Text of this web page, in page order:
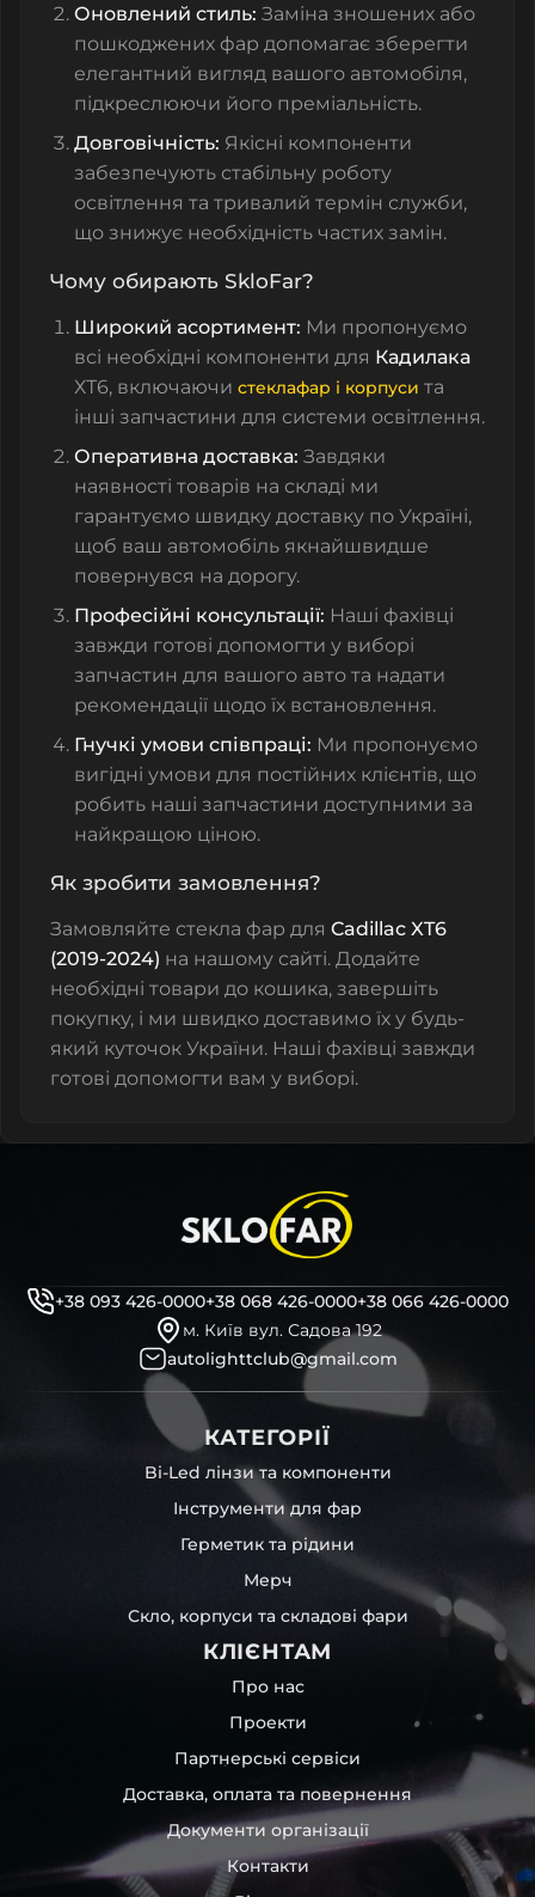
Оновлений стиль: Заміна зношених або
пошкоджених фар допомагає зберегти
елегантний вигляд вашого автомобіля,
підкреслюючи його преміальність.
Довговічність: Якісні компоненти
забезпечують стабільну роботу
освітлення та тривалий термін служби,
що знижує необхідність частих замін.
Чому обирають SkloFar?
Широкий асортимент: Ми пропонуємо
всі необхідні компоненти для Кадилака
ХТ6, включаючи стеклафар і корпуси та
інші запчастини для системи освітлення.
Оперативна доставка: Завдяки
наявності товарів на складі ми
гарантуємо швидку доставку по Україні,
щоб ваш автомобіль якнайшвидше
повернувся на дорогу.
Професійні консультації: Наші фахівці
завжди готові допомогти у виборі
запчастин для вашого авто та надати
рекомендації щодо їх встановлення.
Гнучкі умови співпраці: Ми пропонуємо
вигідні умови для постійних клієнтів, що
робить наші запчастини доступними за
найкращою ціною.
Як зробити замовлення?
Замовляйте стекла фар для Cadillac XT6
(2019-2024) на нашому сайті. Додайте
необхідні товари до кошика, завершіть
покупку, і ми швидко доставимо їх у будь-
який куточок України. Наші фахівці завжди
готові допомогти вам у виборі.
+38 093 426-0000+38 068 426-0000+38 066 426-0000
м. Київ вул. Садова 192
autolighttclub@gmail.com
КАТЕГОРІЇ
Bi-Led лінзи та компоненти
Інструменти для фар
Герметик та рідини
Мерч
Скло, корпуси та складові фари
КЛІЄНТАМ
Про нас
Проекти
Партнерські сервіси
Доставка, оплата та повернення
Документи організації
Контакти